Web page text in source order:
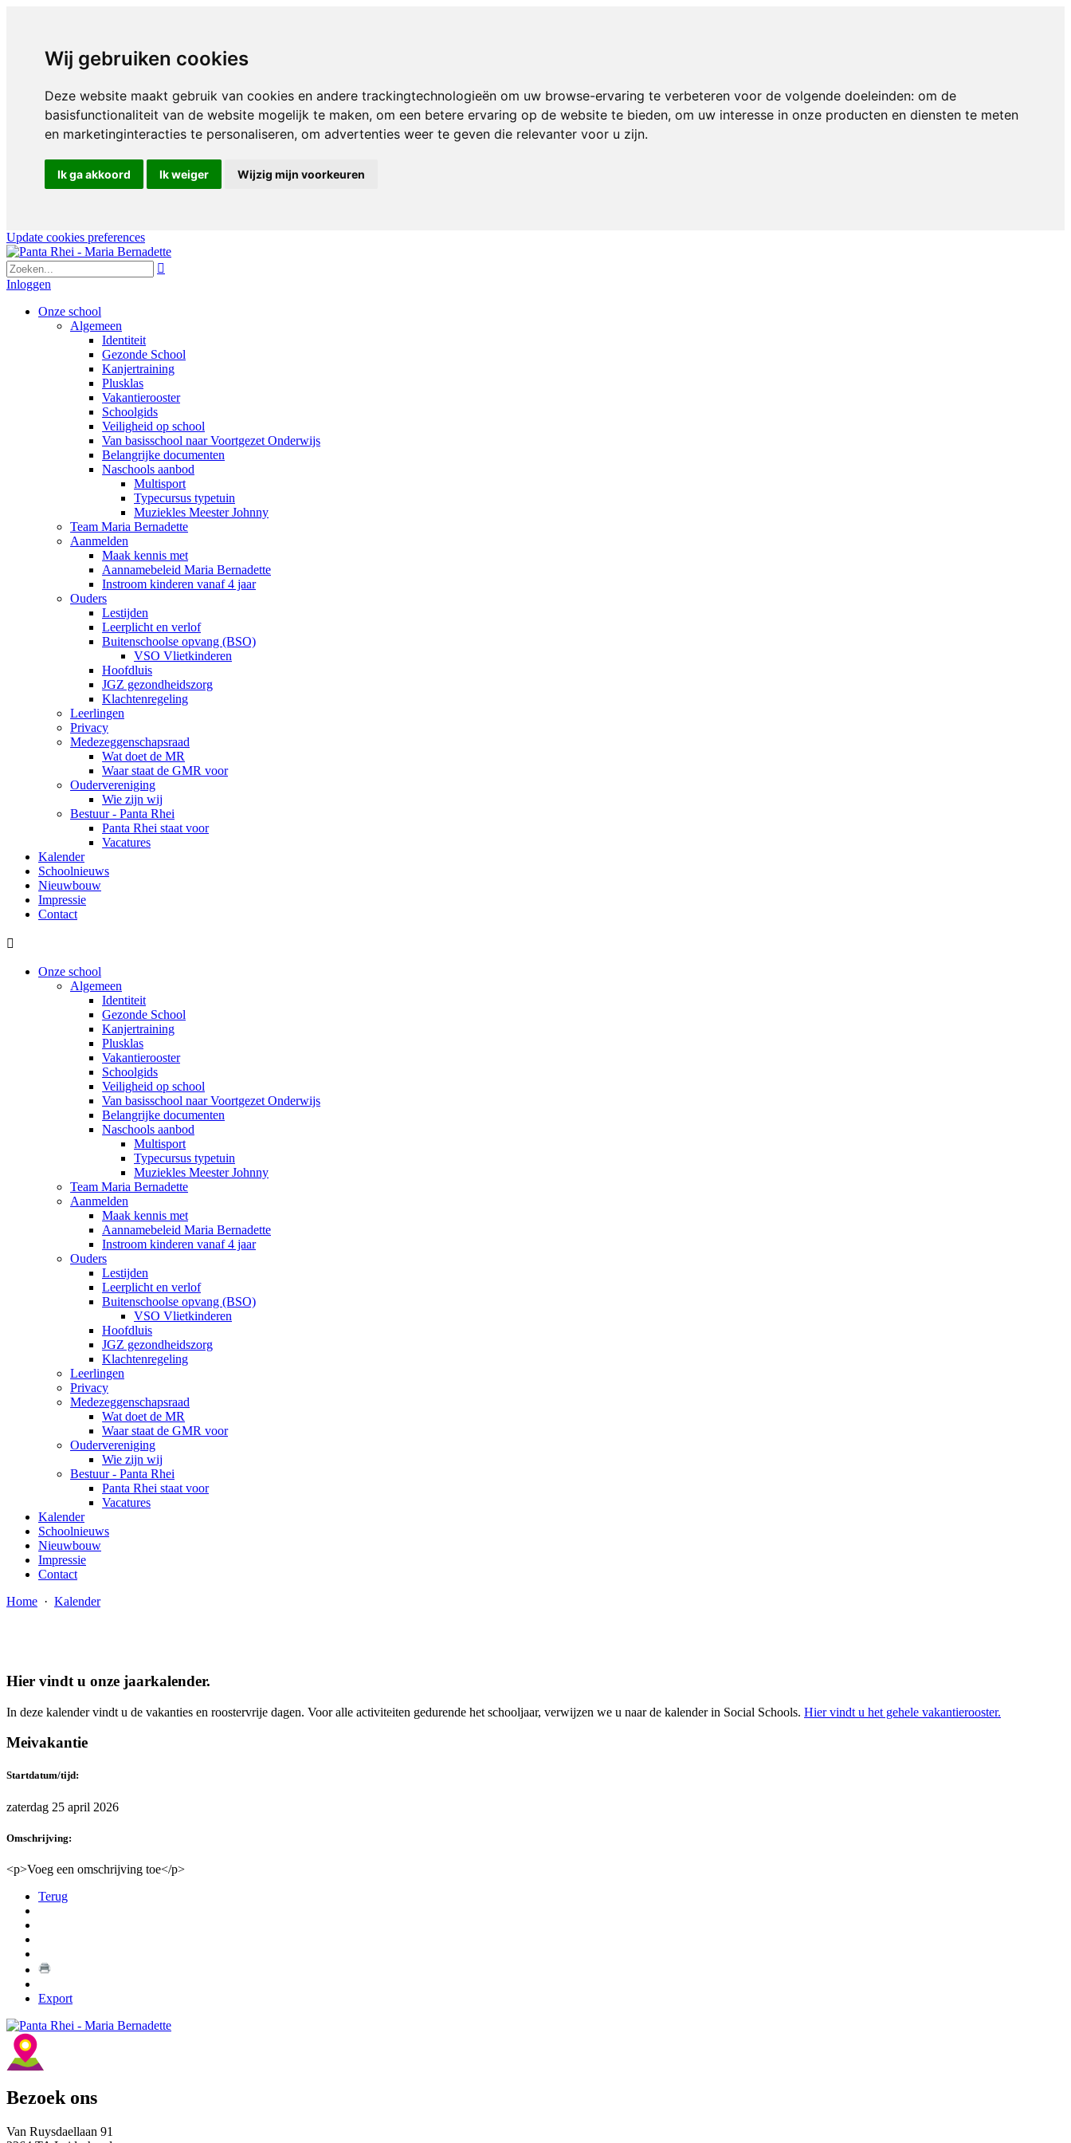
Wij gebruiken cookies
Deze website maakt gebruik van cookies en andere trackingtechnologieën om uw browse-ervaring te verbeteren voor de volgende doeleinden: om de
basisfunctionaliteit van de website mogelijk te maken, om een betere ervaring op de website te bieden, om uw interesse in onze producten en diensten te meten
en marketinginteracties te personaliseren, om advertenties weer te geven die relevanter voor u zijn.
Ik ga akkoord Ik weiger Wijzig mijn voorkeuren
Update cookies preferences

Inloggen
Onze school
Algemeen
Identiteit
Gezonde School
Kanjertraining
Plusklas
Vakantierooster
Schoolgids
Veiligheid op school
Van basisschool naar Voortgezet Onderwijs
Belangrijke documenten
Naschools aanbod
Multisport
Typecursus typetuin
Muziekles Meester Johnny
Team Maria Bernadette
Aanmelden
Maak kennis met
Aannamebeleid Maria Bernadette
Instroom kinderen vanaf 4 jaar
Ouders
Lestijden
Leerplicht en verlof
Buitenschoolse opvang (BSO)
VSO Vlietkinderen
Hoofdluis
JGZ gezondheidszorg
Klachtenregeling
Leerlingen
Privacy
Medezeggenschapsraad
Wat doet de MR
Waar staat de GMR voor
Oudervereniging
Wie zijn wij
Bestuur - Panta Rhei
Panta Rhei staat voor
Vacatures
Kalender
Schoolnieuws
Nieuwbouw
Impressie
Contact

Onze school
Algemeen
Identiteit
Gezonde School
Kanjertraining
Plusklas
Vakantierooster
Schoolgids
Veiligheid op school
Van basisschool naar Voortgezet Onderwijs
Belangrijke documenten
Naschools aanbod
Multisport
Typecursus typetuin
Muziekles Meester Johnny
Team Maria Bernadette
Aanmelden
Maak kennis met
Aannamebeleid Maria Bernadette
Instroom kinderen vanaf 4 jaar
Ouders
Lestijden
Leerplicht en verlof
Buitenschoolse opvang (BSO)
VSO Vlietkinderen
Hoofdluis
JGZ gezondheidszorg
Klachtenregeling
Leerlingen
Privacy
Medezeggenschapsraad
Wat doet de MR
Waar staat de GMR voor
Oudervereniging
Wie zijn wij
Bestuur - Panta Rhei
Panta Rhei staat voor
Vacatures
Kalender
Schoolnieuws
Nieuwbouw
Impressie
Contact
Home · Kalender
Hier vindt u onze jaarkalender.
In deze kalender vindt u de vakanties en roostervrije dagen. Voor alle activiteiten gedurende het schooljaar, verwijzen we u naar de kalender in Social Schools. Hier vindt u het gehele vakantierooster.
Meivakantie
Startdatum/tijd:
zaterdag 25 april 2026
Omschrijving:
<p>Voeg een omschrijving toe</p>
Terug
Export
Bezoek ons
Van Ruysdaellaan 91